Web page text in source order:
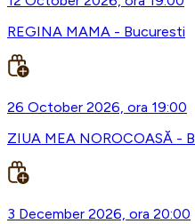
REGINA MAMA - Bucuresti
26 October 2026, ora 19:00
ZIUA MEA NOROCOASĂ -
3 December 2026, ora 20:00